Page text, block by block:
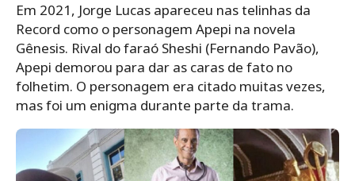
Em 2021, Jorge Lucas apareceu nas telinhas da
Record como o personagem Apepi na novela
Gênesis. Rival do faraó Sheshi (Fernando Pavão),
Apepi demorou para dar as caras de fato no
folhetim. O personagem era citado muitas vezes,
mas foi um enigma durante parte da trama.